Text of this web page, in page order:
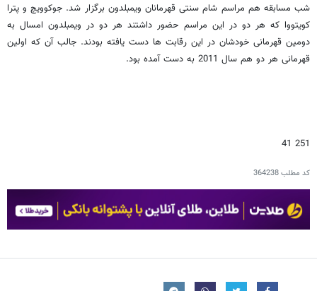
شب مسابقه هم مراسم شام سنتی قهرمانان ویمبلدون برگزار شد. جوکوویچ و پترا
کویتووا که هر دو در این مراسم حضور داشتند هر دو در ویمبلدون امسال به
دومین قهرمانی خودشان در این رقابت ها دست یافته بودند. جالب آن که اولین
قهرمانی هر دو هم سال 2011 به دست آمده بود.
251 41
کد مطلب364238